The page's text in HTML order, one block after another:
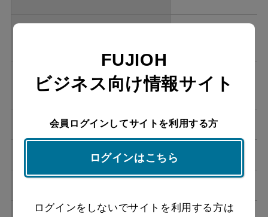
FVA-6061L SI オープン価格
FVA-756L BK オープン価格
FUJIOH
ビジネス向け情報サイト
会員ログインしてサイトを利用する方
ログインはこちら
ログインをしないでサイトを利用する方は